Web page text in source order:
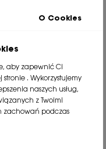
Polski. Od ponad
doświadczeniem i
O Cookies
aby zapewnić Ci
. Wykorzystujemy
naszych usług,
z Twoimi
zachowań podczas